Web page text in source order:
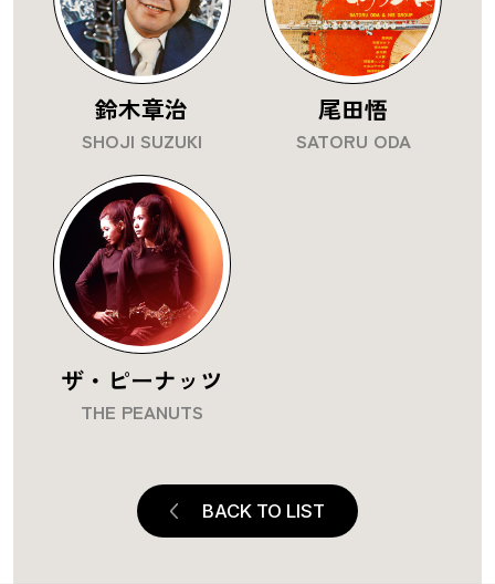
鈴木章治
SHOJI SUZUKI
尾田悟
SATORU ODA
ザ・ピーナッツ
THE PEANUTS
BACK TO LIST